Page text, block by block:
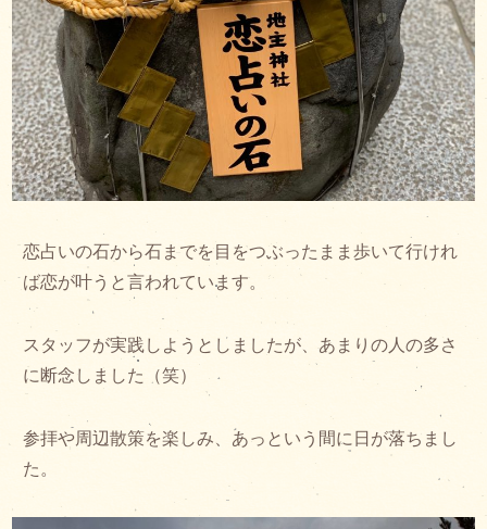
恋占いの石から石までを目をつぶったまま歩いて行けれ
ば恋が叶うと言われています。
スタッフが実践しようとしましたが、あまりの人の多さ
に断念しました（笑）
参拝や周辺散策を楽しみ、あっという間に日が落ちまし
た。